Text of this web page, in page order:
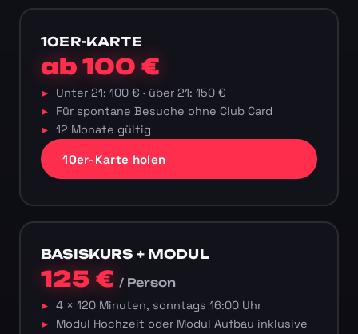
10ER-KARTE
ab 100 €
Unter 21: 100 € · über 21: 150 €
Für spontane Besuche ohne Club Card
12 Monate gültig
10er-Karte holen
BASISKURS + MODUL
125 €/ Person
4 × 120 Minuten, sonntags 16:00 Uhr
Modul Hochzeit oder Modul Aufbau inklusive